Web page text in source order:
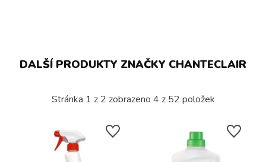
DALŠÍ PRODUKTY ZNAČKY CHANTECLAIR
Stránka 1 z 2 zobrazeno 4 z 52 položek